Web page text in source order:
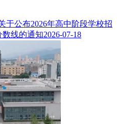
于公布2026年高中阶段学校招
线的通知2026-07-18